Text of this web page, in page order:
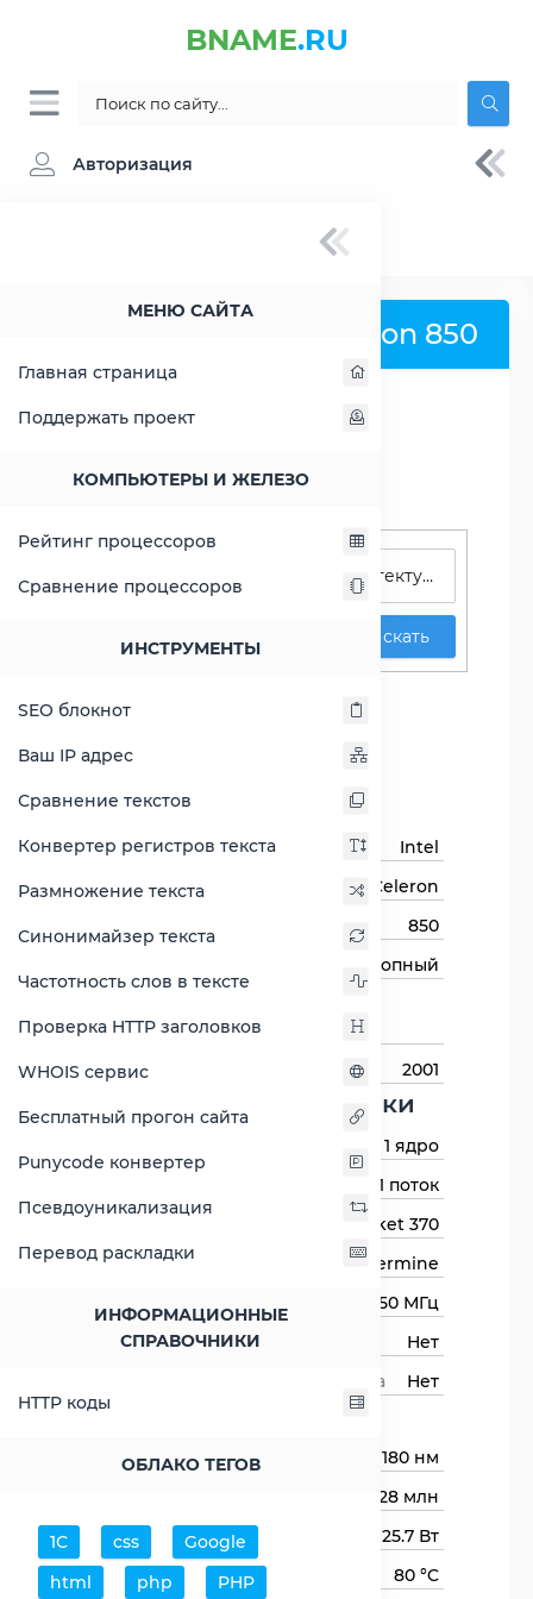
BNAME.RU
Авторизация
МЕНЮ САЙТА
Главная страница
Поддержать проект
КОМПЬЮТЕРЫ И ЖЕЛЕЗО
Рейтинг процессоров
Сравнение процессоров
ИНСТРУМЕНТЫ
SEO блокнот
Ваш IP адрес
Сравнение текстов
Конвертер регистров текста
Размножение текста
Синонимайзер текста
Частотность слов в тексте
Проверка HTTP заголовков
WHOIS сервис
Бесплатный прогон сайта
Punycode конвертер
Псевдоуникализация
Перевод раскладки
ИНФОРМАЦИОННЫЕ
СПРАВОЧНИКИ
HTTP коды
ОБЛАКО ТЕГОВ
1С css
Google
html
php
PHP
» Процессор Intel Celeron 850 -
Процессор Intel Celeron 850
РАСШИРИТЬ СЛЕВА
Искать
Celeron 850
Сравнить Celeron 850
Основная информация
Бренд
Intel
Семейство процессоров
Celeron
Модель процессора
850
Десктопный
компьютеров
Год выхода
2001
Основные харктеристики
1 ядро
1 поток
Сокет (разъём)
Socket 370
Архитектура процессора
Coppermine
Базовая частота
850 МГц
Авторазгон
Нет
Свободный множитель процессора
Нет
Процессор
Технологический процесс
180 нм
28 млн
Тепловыделение TDP
25.7 Вт
Максимальная температура
80 °C